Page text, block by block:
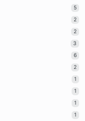
5
2
2
3
6
2
1
1
1
1